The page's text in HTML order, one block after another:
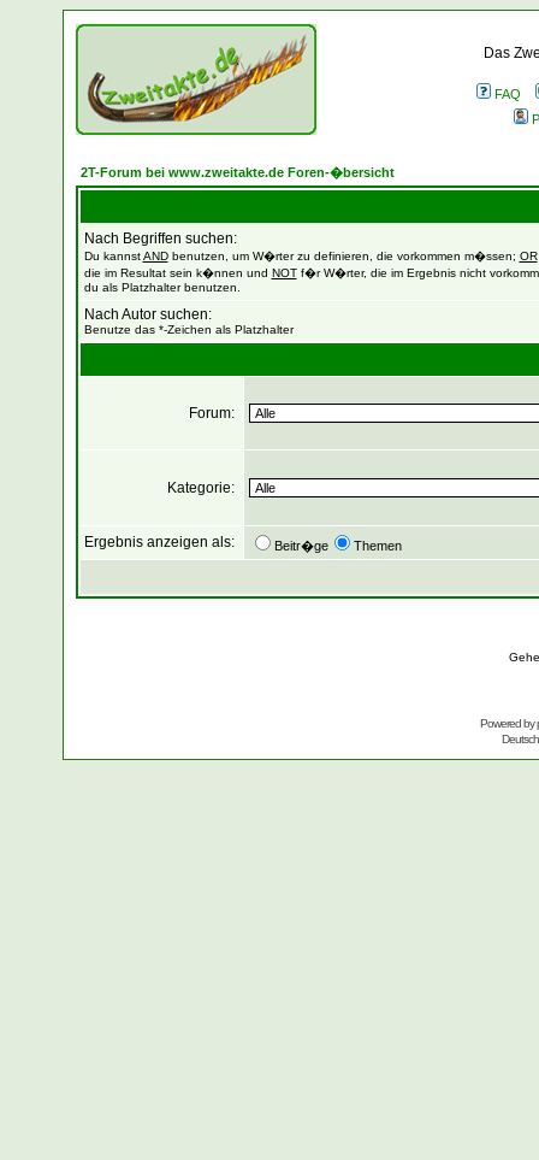
Das
FAQ
2T-Forum bei www.zweitakte.de Foren-�bersicht
Nach Begriffen suchen:
Du kannstANDbenutzen, um W�rter zu definieren, die vorkommen m�ssen; OR
die im Resultat sein k�nnen und NOTf�r W�rter, die im Ergebnis nicht
du als Platzhalter benutzen.
Nach Autor suchen:
Benutze das *-Zeichen als Platzhalter
Forum:
Kategorie:
Ergebnis anzeigen als: Beitr�ge Themen
Powered by